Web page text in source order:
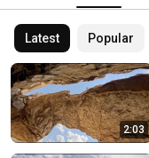
Latest Popular
2:03